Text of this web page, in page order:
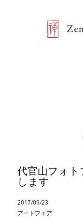
代官山フォト
します
2017/09/23
アートフェア